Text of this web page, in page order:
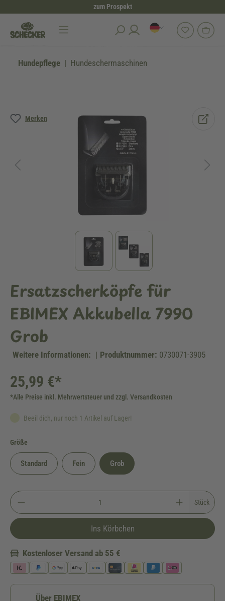
zum Prospekt
Hundepflege Hundeschermaschinen
Merken
Bildergalerie überspringen
Ersatzscherköpfe für
EBIMEX Akkubella 7990
Grob
Weitere Informationen: | Produktnummer: 0730071-3905
25,99 €*
*Alle Preise inkl. Mehrwertsteuer und zzgl. Versandkosten
Beeil dich, nur noch 1 Artikel auf Lager!
Größe
Standard Fein Grob
Stück
Ins Körbchen
Kostenloser Versand ab 55 €
Über EBIMEX